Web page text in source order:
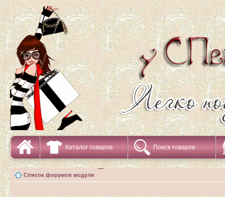
Каталог товаров Поиск товаров
Список форумов модуля